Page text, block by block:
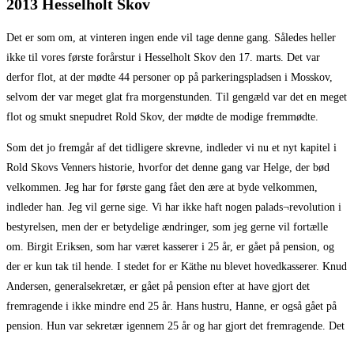
website
2013 Hesselholt Skov
Det er som om, at vinteren ingen ende vil tage denne gang. Således heller
ikke til vores første forårstur i Hesselholt Skov den 17. marts. Det var
derfor flot, at der mødte 44 personer op på parkeringspladsen i Mosskov,
selvom der var meget glat fra morgenstunden. Til gengæld var det en meget
flot og smukt snepudret Rold Skov, der mødte de modige fremmødte.
Som det jo fremgår af det tidligere skrevne, indleder vi nu et nyt kapitel i
Rold Skovs Venners historie, hvorfor det denne gang var Helge, der bød
velkommen. Jeg har for første gang fået den ære at byde velkommen,
indleder han. Jeg vil gerne sige. Vi har ikke haft nogen palads¬revolution i
bestyrelsen, men der er betydelige ændringer, som jeg gerne vil fortælle
om. Birgit Eriksen, som har været kasserer i 25 år, er gået på pension, og
der er kun tak til hende. I stedet for er Käthe nu blevet hovedkasserer. Knud
Andersen, generalsekretær, er gået på pension efter at have gjort det
fremragende i ikke mindre end 25 år. Hans hustru, Hanne, er også gået på
pension. Hun var sekretær igennem 25 år og har gjort det fremragende. Det